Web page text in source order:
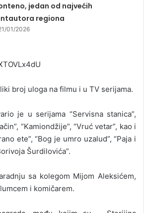
jedan od najvećih
regiona
01/2026
broj uloga na filmu i u TV serijama.
je u serijama “Servisna stanica”,
“Kamiondžije”, “Vruć vetar”, kao i
ete”, “Bog je umro uzalud”, “Paja i
Šurdilovića”.
sa kolegom Mijom Aleksićem,
i komičarem.